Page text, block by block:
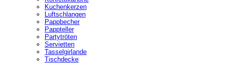
Kuchenkerzen
Luftschlangen
Pappbecher
Pappteller
Partytröten
Servietten
Tasselgirlande
Tischdecke